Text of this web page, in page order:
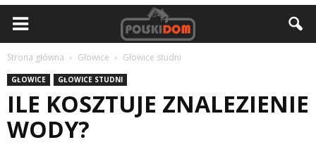
Strona główna Głowice Głowice studni
GŁOWICE GŁOWICE STUDNI
ILE KOSZTUJE ZNALEZIENIE
WODY?